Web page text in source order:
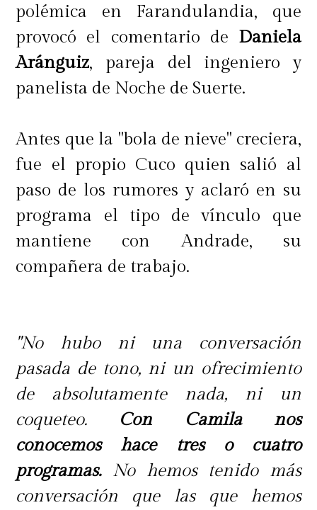
polémica en Farandulandia, que
provocó el comentario de Daniela
Aránguiz, pareja del ingeniero y
panelista de Noche de Suerte.
Antes que la "bola de nieve" creciera,
fue el propio Cuco quien salió al
paso de los rumores y aclaró en su
programa el tipo de vínculo que
mantiene con Andrade, su
compañera de trabajo.
"No hubo ni una conversación
pasada de tono, ni un ofrecimiento
de absolutamente nada, ni un
coqueteo. Con Camila nos
conocemos hace tres o cuatro
programas.No hemos tenido más
conversación que las que hemos